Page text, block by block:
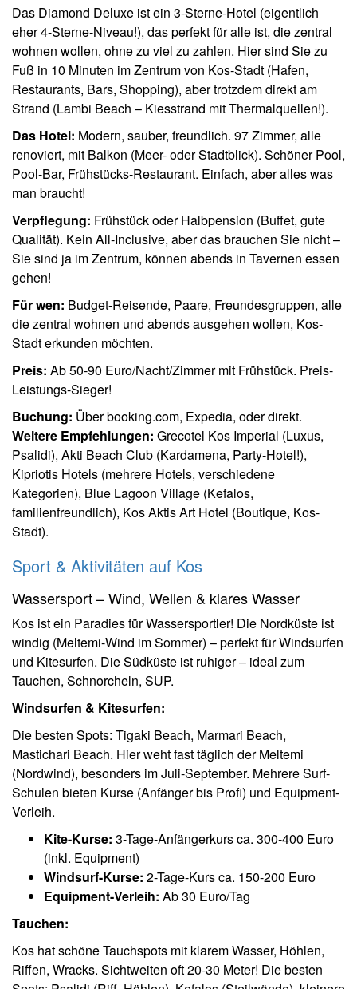
Das Diamond Deluxe ist ein 3-Sterne-Hotel (eigentlich
eher 4-Sterne-Niveau!), das perfekt für alle ist, die zentral
wohnen wollen, ohne zu viel zu zahlen. Hier sind Sie zu
Fuß in 10 Minuten im Zentrum von Kos-Stadt (Hafen,
Restaurants, Bars, Shopping), aber trotzdem direkt am
Strand (Lambi Beach – Kiesstrand mit Thermalquellen!).
Das Hotel: Modern, sauber, freundlich. 97 Zimmer, alle
renoviert, mit Balkon (Meer- oder Stadtblick). Schöner Pool,
Pool-Bar, Frühstücks-Restaurant. Einfach, aber alles was
man braucht!
Verpflegung: Frühstück oder Halbpension (Buffet, gute
Qualität). Kein All-Inclusive, aber das brauchen Sie nicht –
Sie sind ja im Zentrum, können abends in Tavernen essen
gehen!
Für wen: Budget-Reisende, Paare, Freundesgruppen, alle
die zentral wohnen und abends ausgehen wollen, Kos-
Stadt erkunden möchten.
Preis: Ab 50-90 Euro/Nacht/Zimmer mit Frühstück. Preis-
Leistungs-Sieger!
Buchung: Über booking.com, Expedia, oder direkt.
Weitere Empfehlungen: Grecotel Kos Imperial (Luxus,
Psalidi), Akti Beach Club (Kardamena, Party-Hotel!),
Kipriotis Hotels (mehrere Hotels, verschiedene
Kategorien), Blue Lagoon Village (Kefalos,
familienfreundlich), Kos Aktis Art Hotel (Boutique, Kos-
Stadt).
Sport & Aktivitäten auf Kos
Wassersport – Wind, Wellen & klares Wasser
Kos ist ein Paradies für Wassersportler! Die Nordküste ist
windig (Meltemi-Wind im Sommer) – perfekt für Windsurfen
und Kitesurfen. Die Südküste ist ruhiger – ideal zum
Tauchen, Schnorcheln, SUP.
Windsurfen & Kitesurfen:
Die besten Spots: Tigaki Beach, Marmari Beach,
Mastichari Beach. Hier weht fast täglich der Meltemi
(Nordwind), besonders im Juli-September. Mehrere Surf-
Schulen bieten Kurse (Anfänger bis Profi) und Equipment-
Verleih.
Kite-Kurse: 3-Tage-Anfängerkurs ca. 300-400 Euro
(inkl. Equipment)
Windsurf-Kurse: 2-Tage-Kurs ca. 150-200 Euro
Equipment-Verleih: Ab 30 Euro/Tag
Tauchen:
Kos hat schöne Tauchspots mit klarem Wasser, Höhlen,
Riffen, Wracks. Sichtweiten oft 20-30 Meter! Die besten